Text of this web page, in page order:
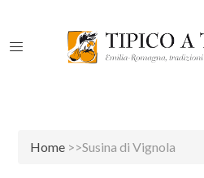
Home >>Susina di Vignola